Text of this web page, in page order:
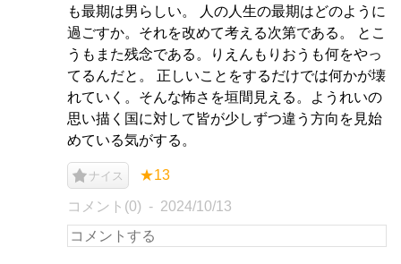
も最期は男らしい。 人の人生の最期はどのように
過ごすか。それを改めて考える次第である。 とこ
うもまた残念である。りえんもりおうも何をやっ
てるんだと。 正しいことをするだけでは何かが壊
れていく。そんな怖さを垣間見える。ようれいの
思い描く国に対して皆が少しずつ違う方向を見始
めている気がする。
ナイス ★13
コメント(0) 2024/10/13